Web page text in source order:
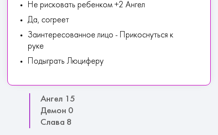
Не рисковать ребенком +2 Ангел
Да, согреет
Заинтересованное лицо - Прикоснуться к
руке
Подыграть Люциферу
Ангел 15
Демон 0
Слава 8